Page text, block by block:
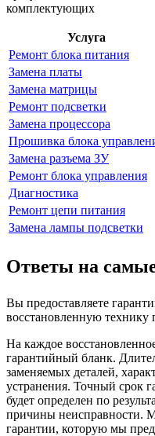
комплектующих
Услуга
Ремонт блока питания
Замена платы
Замена матрицы
Ремонт подсветки
Замена процессора
Прошивка блока
Замена разъема ЗУ
Ремонт блока управления
Диагностика
Ремонт цепи питания
Замена лампы подсветки
Ответы на
Вы предоставляете
восстановленную технику
На каждое
гарантийный бланк.
заменяемых деталей,
устранения. Точный срок
будет определен по
причины неисправности.
гарантии, которую мы